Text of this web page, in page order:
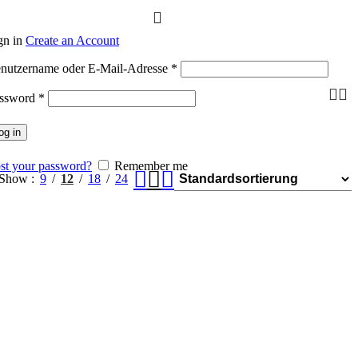
in Create an Account
oder E-Mail-Adresse *
*
in
your password?
Remember me
Show
9 12 18 24